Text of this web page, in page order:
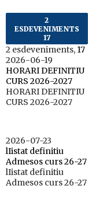
2
ESDEVENIMENTS
17
2 esdeveniments, 17
2026-06-19
HORARI DEFINITIU
CURS 2026-2027
HORARI DEFINITIU
CURS 2026-2027
2026-07-23
lIistat definitiu
Admesos curs 26-27
lIistat definitiu
Admesos curs 26-27